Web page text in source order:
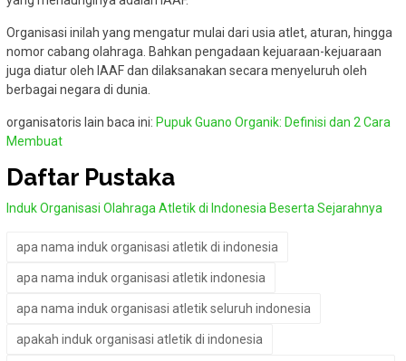
Organisasi inilah yang mengatur mulai dari usia atlet, aturan, hingga
nomor cabang olahraga. Bahkan pengadaan kejuaraan-kejuaraan
juga diatur oleh IAAF dan dilaksanakan secara menyeluruh oleh
berbagai negara di dunia.
organisatoris lain baca ini: Pupuk Guano Organik: Definisi dan 2 Cara
Membuat
Daftar Pustaka
Induk Organisasi Olahraga Atletik di Indonesia Beserta Sejarahnya
apa nama induk organisasi atletik di indonesia
apa nama induk organisasi atletik indonesia
apa nama induk organisasi atletik seluruh indonesia
apakah induk organisasi atletik di indonesia